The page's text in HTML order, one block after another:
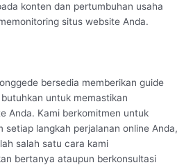
konten dan pertumbuhan usaha
situs website Anda.
bersedia memberikan guide
untuk memastikan
Anda. Kami berkomitmen untuk
setiap langkah perjalanan online Anda,
salah satu cara kami
bertanya ataupun berkonsultasi